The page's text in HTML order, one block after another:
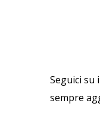
Seguici su
sempre